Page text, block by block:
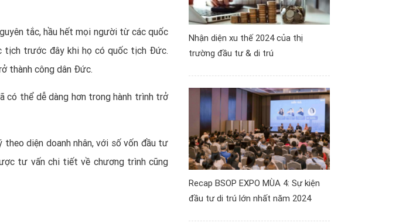
tắc, hầu hết mọi người từ các quốc
tịch trước đây khi họ có quốc tịch Đức.
thành công dân Đức.
có thể dễ dàng hơn trong hành trình trở
theo diện doanh nhân, với số vốn đầu tư
tư vấn chi tiết về chương trình cũng
Nhận diện xu thế 2024 của thị
trường đầu tư & di trú
Recap BSOP EXPO MÙA 4: Sự kiện
đầu tư di trú lớn nhất năm 2024